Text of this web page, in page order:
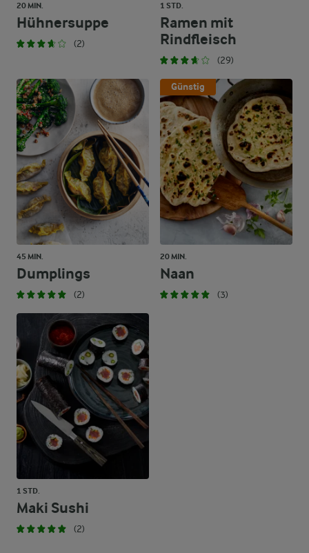
20 MIN.
Hühnersuppe
(2)
1 STD.
Ramen mit
Rindfleisch
(29)
45 MIN.
Dumplings
(2)
Günstig
20 MIN.
Naan
(3)
1 STD.
Maki Sushi
(2)